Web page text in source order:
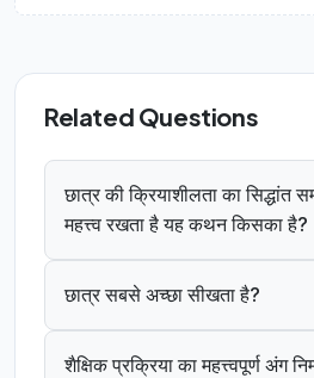
Related Questions
छात्र की क्रियाशीलता का सिद्धांत
महत्त्व रखता है यह कथन किसका है?
छात्र सबसे अच्छा सीखता है?
शैक्षिक प्रक्रिया का महत्त्वपूर्ण अंग